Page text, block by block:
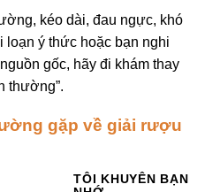
kéo dài, đau ngực, khó
loạn ý thức hoặc bạn nghi
gốc, hãy đi khám thay
thường”.
gặp về giải rượu
TÔI KHUYÊN BẠN